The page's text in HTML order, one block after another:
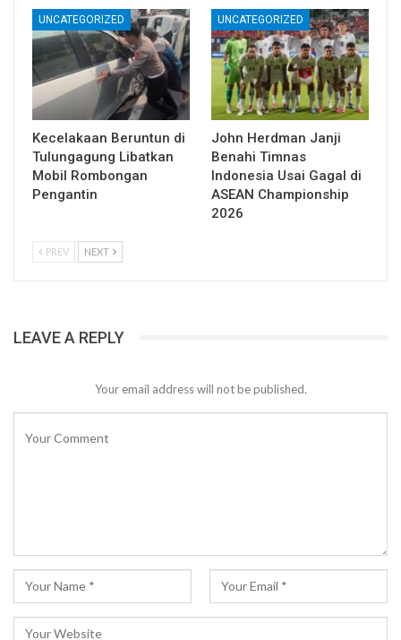
UNCATEGORIZED
Kecelakaan Beruntun di
Tulungagung Libatkan
Mobil Rombongan
Pengantin
UNCATEGORIZED
John Herdman Janji
Benahi Timnas
Indonesia Usai Gagal di
ASEAN Championship
2026
PREV NEXT
LEAVE A REPLY
Your email address will not be published.